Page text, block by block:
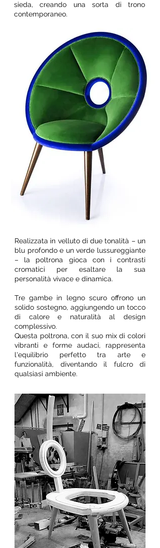
sieda, creando una sorta di trono
contemporaneo.
Realizzata in velluto di due tonalità – un
blu profondo e un verde lussureggiante
– la poltrona gioca con i contrasti
cromatici per esaltare la sua
personalità vivace e dinamica.
Tre gambe in legno scuro offrono un
solido sostegno, aggiungendo un tocco
di calore e naturalità al design
complessivo.
Questa poltrona, con il suo mix di colori
vibranti e forme audaci, rappresenta
l'equilibrio perfetto tra arte e
funzionalità, diventando il fulcro di
qualsiasi ambiente.